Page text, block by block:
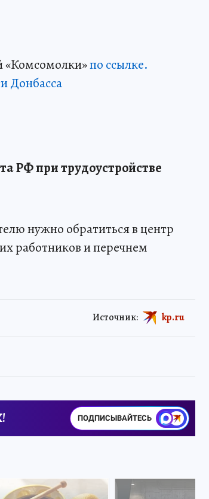
«Комсомолки»по ссылке.
Донбасса
РФ при трудоустройстве
нужно обратиться в центр
работников и перечнем
Источник: kp.ru
ПОДПИСЫВАЙТЕСЬ